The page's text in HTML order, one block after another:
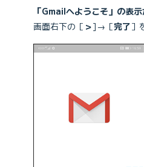
「Gmailへようこそ」の表
画面右下の［ ＞]→［完了］